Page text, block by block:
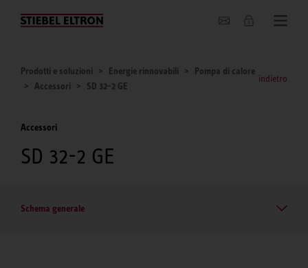
Chi siamo
Prodotti e soluzioni Energie rinnovabili
Pompa di calore
Accessori
SD 32-2 GE
indietro
Accessori
SD 32-2 GE
Schema generale